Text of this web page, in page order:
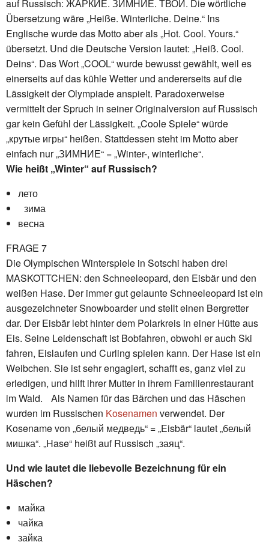
auf Russisch: ЖАРКИЕ. ЗИМНИЕ. ТВОИ. Die wörtliche
Übersetzung wäre „Heiße. Winterliche. Deine.“ Ins
Englische wurde das Motto aber als „Hot. Cool. Yours.“
übersetzt. Und die Deutsche Version lautet: „Heiß. Cool.
Deins“. Das Wort „COOL“ wurde bewusst gewählt, weil es
einerseits auf das kühle Wetter und andererseits auf die
Lässigkeit der Olympiade anspielt. Paradoxerweise
vermittelt der Spruch in seiner Originalversion auf Russisch
gar kein Gefühl der Lässigkeit. „Coole Spiele“ würde
„крутые игры“ heißen. Stattdessen steht im Motto aber
einfach nur „ЗИМНИЕ“ = „Winter-, winterliche“.
Wie heißt „Winter“ auf Russisch?
лето
зима
весна
FRAGE 7
Die Olympischen Winterspiele in Sotschi haben drei
MASKOTTCHEN: den Schneeleopard, den Eisbär und den
weißen Hase. Der immer gut gelaunte Schneeleopard ist ein
ausgezeichneter Snowboarder und stellt einen Bergretter
dar. Der Eisbär lebt hinter dem Polarkreis in einer Hütte aus
Eis. Seine Leidenschaft ist Bobfahren, obwohl er auch Ski
fahren, Eislaufen und Curling spielen kann. Der Hase ist ein
Weibchen. Sie ist sehr engagiert, schafft es, ganz viel zu
erledigen, und hilft ihrer Mutter in ihrem Familienrestaurant
im Wald. Als Namen für das Bärchen und das Häschen
wurden im Russischen Kosenamen verwendet. Der
Kosename von „белый медведь“ = „Eisbär“ lautet „белый
мишка“. „Hase“ heißt auf Russisch „заяц“.
Und wie lautet die liebevolle Bezeichnung für ein
Häschen?
майка
чайка
зайка